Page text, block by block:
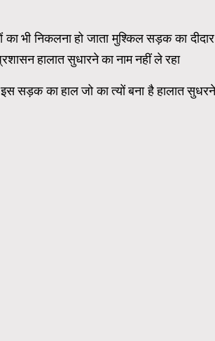
भी निकलना हो जाता मुश्किल सड़क का
हालात सुधारने का नाम नहीं ले रहा
सड़क का हाल जो का त्यों बना है हालात